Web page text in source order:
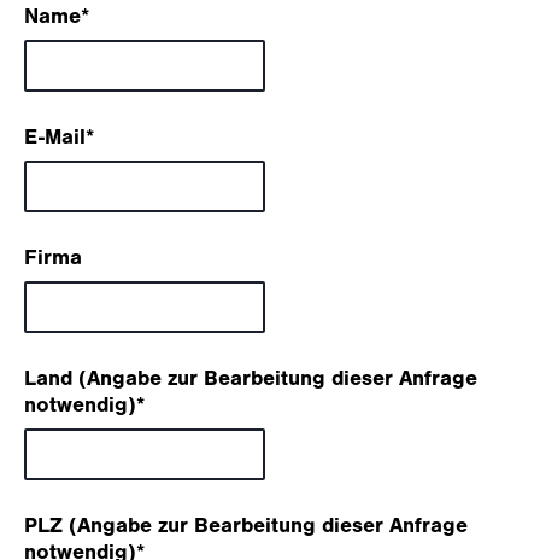
Name*
E-Mail*
Firma
Land (Angabe zur Bearbeitung dieser Anfrage
notwendig)*
PLZ (Angabe zur Bearbeitung dieser Anfrage
notwendig)*